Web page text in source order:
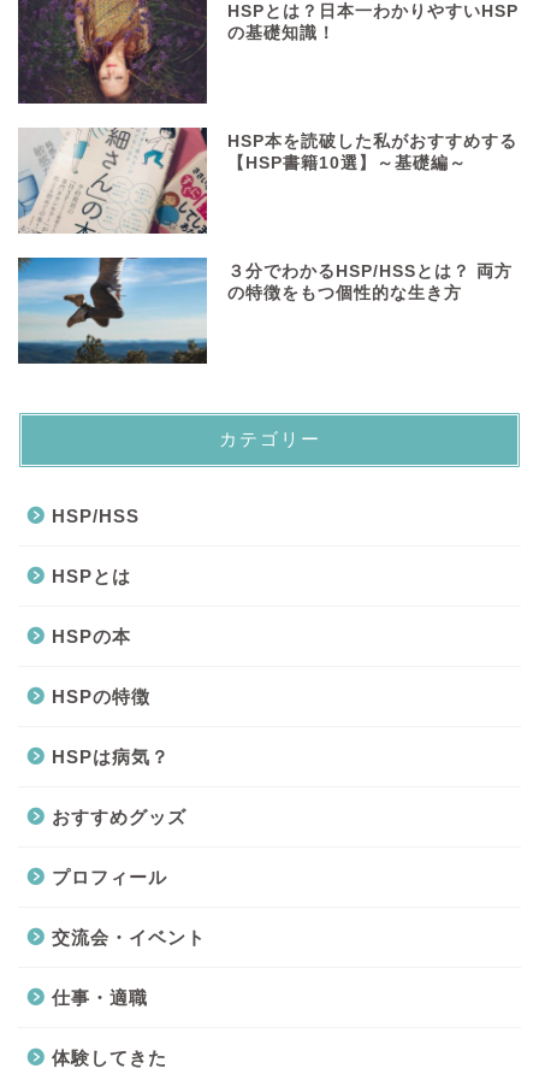
HSPとは？日本一わかりやすいHSP
の基礎知識！
HSP本を読破した私がおすすめする
【HSP書籍10選】～基礎編～
３分でわかるHSP/HSSとは？ 両方
の特徴をもつ個性的な生き方
カテゴリー
HSP/HSS
HSPとは
HSPの本
HSPの特徴
HSPは病気？
おすすめグッズ
プロフィール
交流会・イベント
仕事・適職
体験してきた